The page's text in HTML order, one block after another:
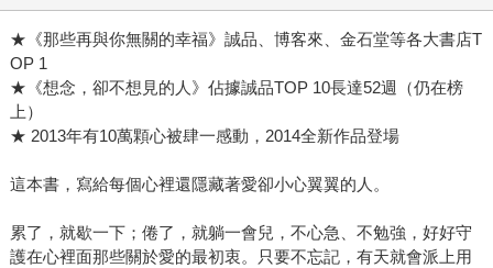
★《那些再與你無關的幸福》誠品、博客來、金石堂等各大書店T
OP 1
★《想念，卻不想見的人》佔據誠品TOP 10長達52週（仍在榜
上）
★ 2013年有10萬顆心被肆一感動，2014全新作品登場
這本書，寫給每個心裡還隱藏著愛卻小心翼翼的人。
累了，就歇一下；倦了，就躺一會兒，不心急、不勉強，好好守
護在心裡面那些關於愛的最初衷。只要不忘記，有天就會派上用